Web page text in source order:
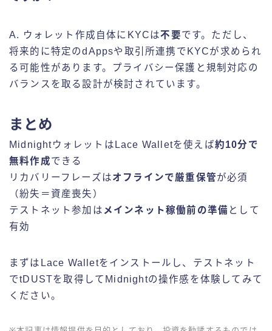
A. ウォレット作成自体にKYCは不要です。ただし、
将来的に特定のdAppsや取引所連携でKYCが求められ
る可能性があります。プライバシー保護と規制対応の
バランスを取る設計が検討されています。
まとめ
MidnightウォレットはLace Walletを使えば約10分で
無料作成できる
リカバリーフレーズはオフラインで厳重保管が必須
（紛失＝資産喪失）
テストネット参加は メインネット稼働前の準備 として
有効
まずはLace Walletをインストールし、テストネット
でtDUSTを取得してMidnightの操作感を体験してみて
ください。